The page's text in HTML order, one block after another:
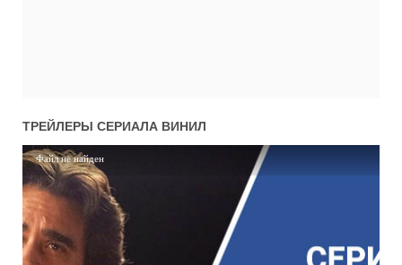
ТРЕЙЛЕРЫ СЕРИАЛА ВИНИЛ
Файл не найден